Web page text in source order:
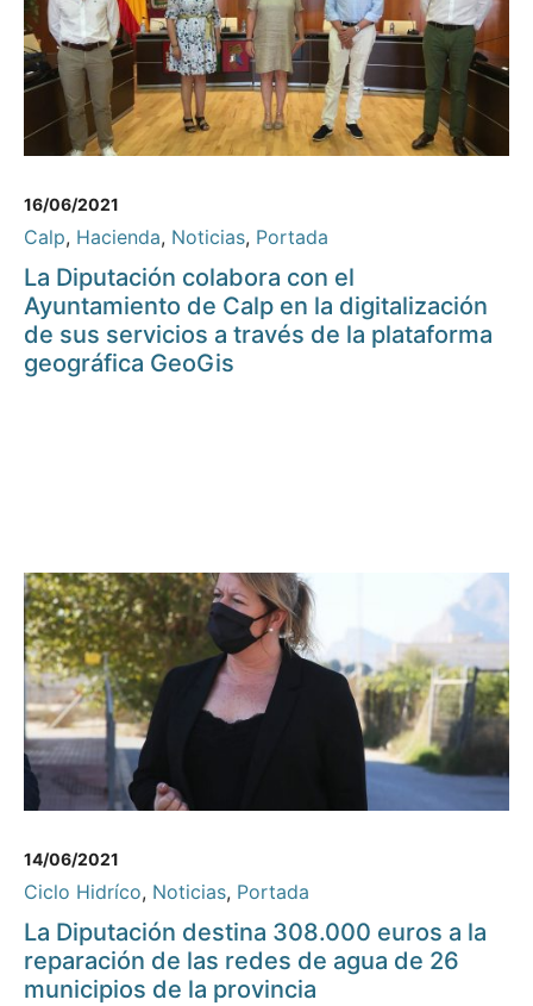
16/06/2021
Calp, Hacienda, Noticias, Portada
La Diputación colabora con el
Ayuntamiento de Calp en la digitalización
de sus servicios a través de la plataforma
geográfica GeoGis
14/06/2021
Ciclo Hidríco, Noticias, Portada
La Diputación destina 308.000 euros a la
reparación de las redes de agua de 26
municipios de la provincia